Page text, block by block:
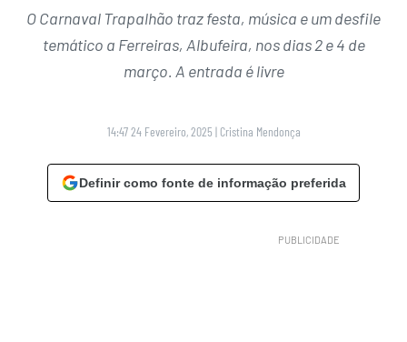
O Carnaval Trapalhão traz festa, música e um desfile
temático a Ferreiras, Albufeira, nos dias 2 e 4 de
março. A entrada é livre
14:47 24 Fevereiro, 2025 | Cristina Mendonça
Definir como fonte de informação preferida